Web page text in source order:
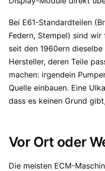
Bei E61-Standardteilen
Federn, Stempel) sind
seit den 1960ern
Hersteller, deren Teile
machen: irgendein
Quelle einbauen. Eine
dass es keinen Grund
Vor Ort oder
Die meisten ECM-